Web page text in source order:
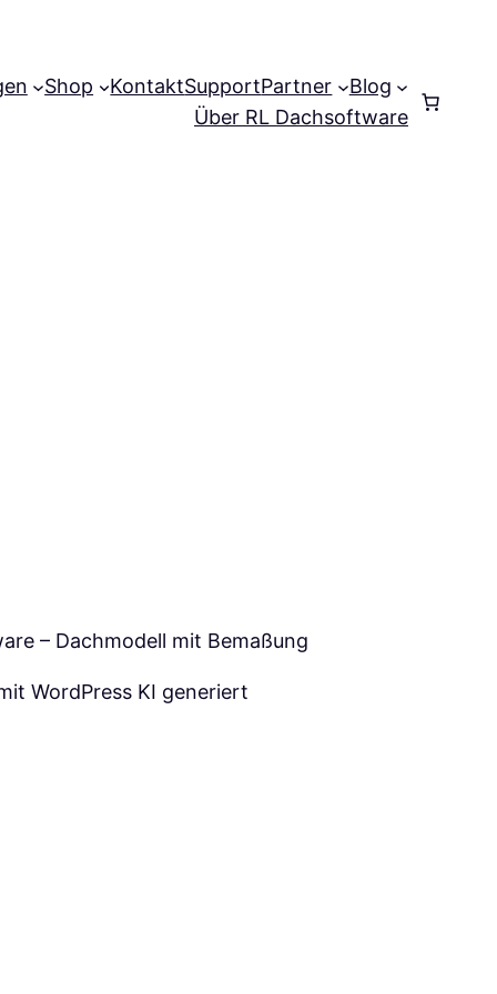
Shop KontaktSupportPartner
Blog
Über RL Dachsoftware
Anmelden
WordPress KI generiert